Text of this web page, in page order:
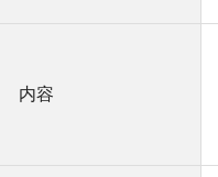
内容